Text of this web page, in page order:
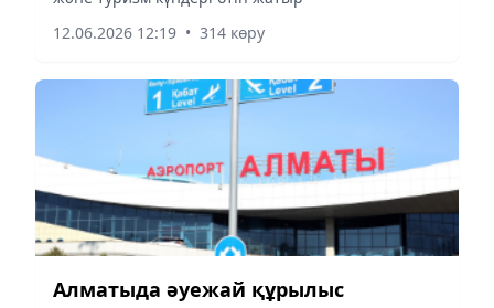
12.06.2026 12:19 • 314 көру
Алматыда әуежай құрылыс